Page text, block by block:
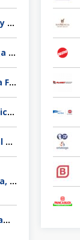
Satpam PT Paragon Technology and Innovation Jakarta
Legal Manager PT Yafindo Mega Permata, Jakarta Barat
Security PT Tiga Pilar Sejahtera Food Tbk, Tangerang
Legal Officer PT Puninar Logistics, Jakarta Timur
Legal Officer PT Lautan Natural Krimerindo, Mojokerto
Satpam PT Otsuka Indonesia, Jakarta Selatan
Security Pabrik PT Tirta Investama, Samarinda